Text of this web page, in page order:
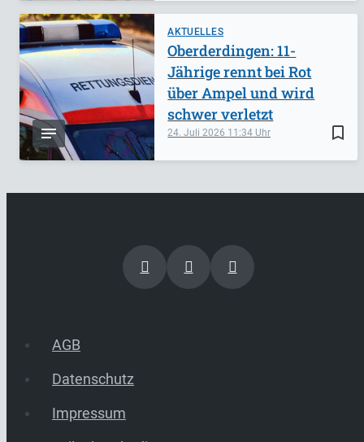
AKTUELLES
bookmark_border
24. Juli 2026 11:34
Oberderdingen: 11-
Jährige rennt bei Rot
über Ampel und wird
schwer verletzt
AGB
Datenschutz
Impressum